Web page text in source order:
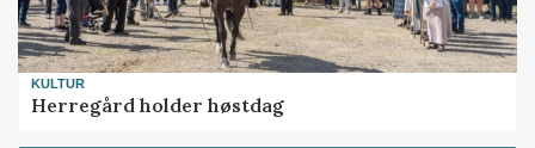
KULTUR
Herregård holder høstdag